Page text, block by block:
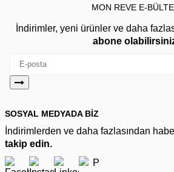
MON REVE E-
İndirimler, yeni ürünler ve daha
abone
SOSYAL MEDYADA BİZ
İndirimlerden ve daha fazlasından
takip edin.